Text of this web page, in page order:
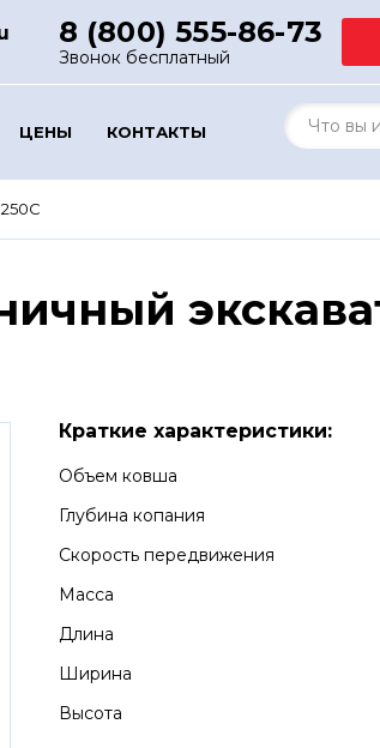
8 (800) 555-86-73
Звонок бесплатный
ЦЕНЫ КОНТАКТЫ
Краткие характеристики:
Объем ковша
Глубина копания
Скорость передвижения
Масса
Длина
Ширина
Высота